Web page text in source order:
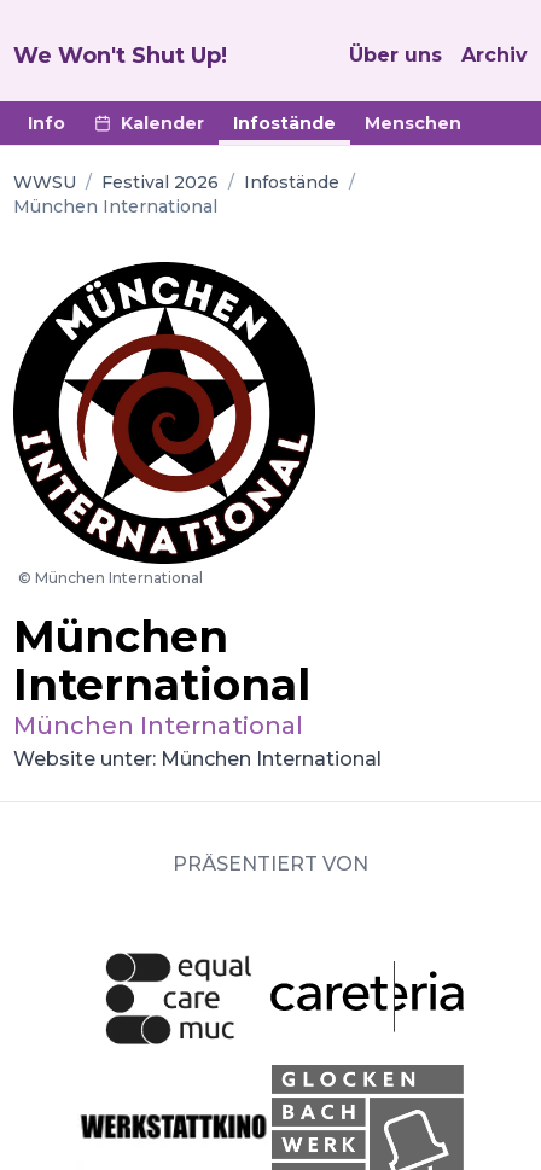
We Won't Shut Up! Über uns Archiv
Info Kalender Infostände Menschen
WWSU / Festival 2026 / Infostände /
München International
©München International
München
International
München International
Website unter: München International
PRÄSENTIERT VON